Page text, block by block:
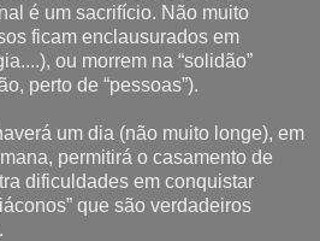
é um sacrifício. Não muito
ficam enclausurados em
ou morrem na “solidão”
perto de “pessoas”).
um dia (não muito longe), em
permitirá o casamento de
dificuldades em conquistar
que são verdadeiros